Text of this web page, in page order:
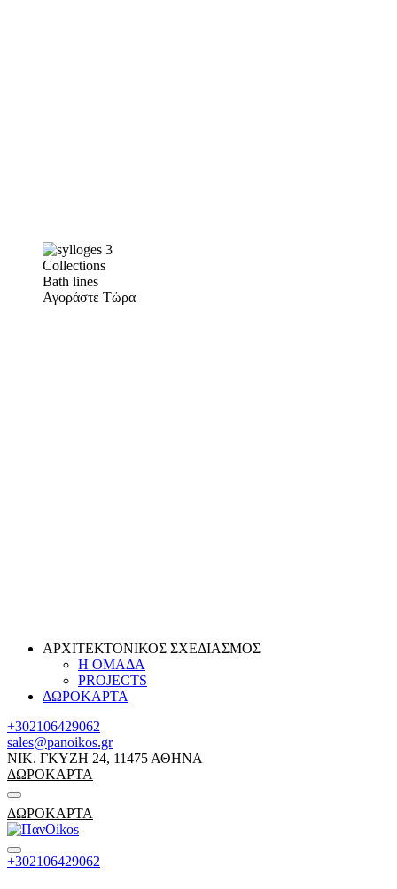
Collections
Bath lines
Αγοράστε Τώρα
ΑΡΧΙΤΕΚΤΟΝΙΚΟΣ ΣΧΕΔΙΑΣΜΟΣ
Η ΟΜΑΔΑ
PROJECTS
ΔΩΡΟΚΑΡΤΑ
+302106429062
sales@panoikos.gr
ΝΙΚ. ΓΚΥΖΗ 24, 11475 ΑΘΗΝΑ
ΔΩΡΟΚΑΡΤΑ
ΔΩΡΟΚΑΡΤΑ
+302106429062